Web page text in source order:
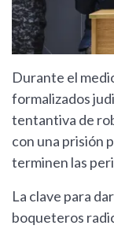
Durante el
formalizados
tentantiva de
con una prisión
terminen las
La clave para
boqueteros